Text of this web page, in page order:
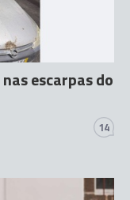
escarpas do
14